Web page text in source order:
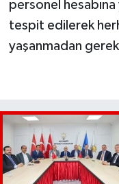
personel
tespit edilerek
yaşanmadan